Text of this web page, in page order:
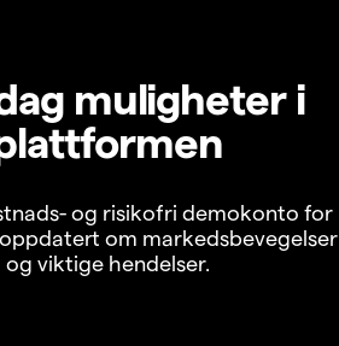
muligheter i
og risikofri demokonto for
om markedsbevegelser
og viktige hendelser.